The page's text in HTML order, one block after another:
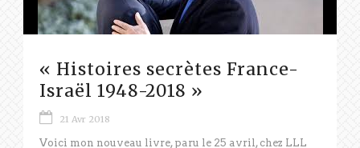
« Histoires secrètes France-
Israël 1948-2018 »
21 Avr 2018
Voici mon nouveau livre, paru le 25 avril, chez LLL